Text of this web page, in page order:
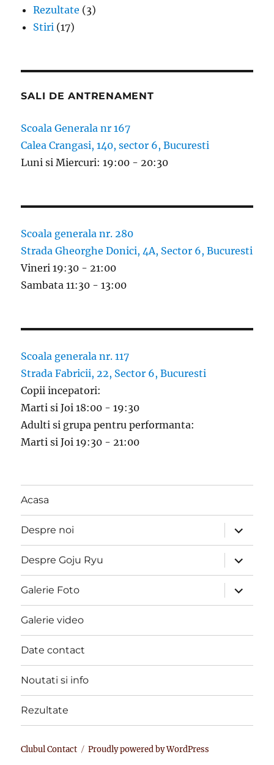
Rezultate (3)
Stiri (17)
SALI DE ANTRENAMENT
Scoala Generala nr 167
Calea Crangasi, 140, sector 6, Bucuresti
Luni si Miercuri: 19:00 - 20:30
Scoala generala nr. 280
Strada Gheorghe Donici, 4A, Sector 6, Bucuresti
Vineri 19:30 - 21:00
Sambata 11:30 - 13:00
Scoala generala nr. 117
Strada Fabricii, 22, Sector 6, Bucuresti
Copii incepatori:
Marti si Joi 18:00 - 19:30
Adulti si grupa pentru performanta:
Marti si Joi 19:30 - 21:00
Acasa
Despre noi
expand
child
menu
Despre Goju Ryu
expand
child
menu
Galerie Foto
expand
child
menu
Galerie video
Date contact
Noutati si info
Rezultate
Clubul Contact Proudly powered by WordPress